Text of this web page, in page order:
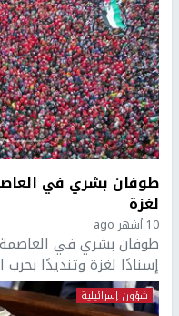
طوفان بشري في
لغزة
10 أشهر ago
طوفان بشري في
إسنادًا لغزة وتنديدًا بحرب
شؤون إسرائيلية